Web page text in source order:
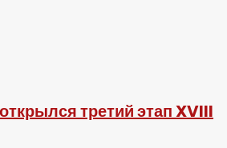
третий этап XVIII